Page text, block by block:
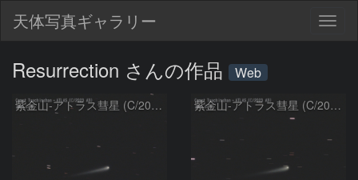
天体写真ギャラリー
Resurrection さんの作品 Web
紫金山-アトラス彗星 (C/2023 A3) 2024.6.29 紫金山-アトラス彗星 (C/2023 A3) 2024.6.19